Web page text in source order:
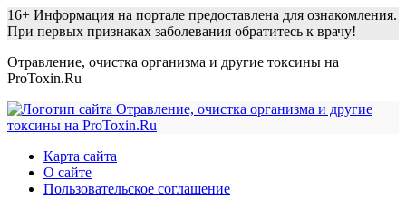
16+ Информация на портале предоставлена для ознакомления.
При первых признаках заболевания обратитесь к врачу!
Отравление, очистка организма и другие токсины на
ProToxin.Ru
Карта сайта
О сайте
Пользовательское соглашение